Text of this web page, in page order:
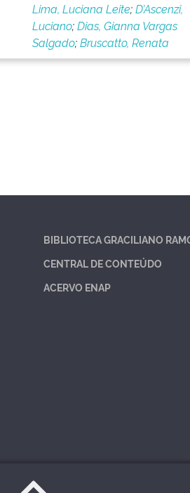
Lima, Luciana Leite;D’Ascenzi,
Luciano;Dias, Gianna Vargas
Salgado;Bruscatto, Renata
BIBLIOTECA GRACILIANO
CENTRAL DE CONTEÚDO
ACERVO ENAP